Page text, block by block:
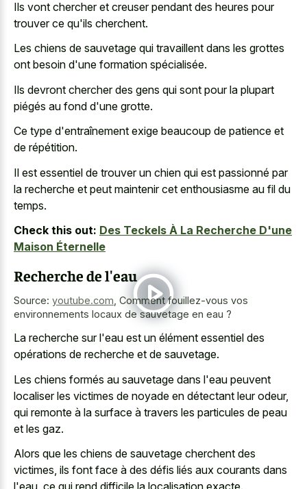
Ils vont chercher et creuser pendant des heures pour
trouver ce qu'ils cherchent.
Les chiens de sauvetage qui travaillent dans les grottes
ont besoin d'une formation spécialisée.
Ils devront chercher des gens qui sont pour la plupart
piégés au fond d'une grotte.
Ce type d'entraînement exige beaucoup de patience et
de répétition.
Il est essentiel de trouver un chien qui est passionné par
la recherche et peut maintenir cet enthousiasme au fil du
temps.
Check this out: Des Teckels À La Recherche D'une
Maison Éternelle
Recherche de l'eau
Source: youtube.com Comment fouillez-vous vos
environnements locaux de sauvetage en eau ?
La recherche sur l'eau est un élément essentiel des
opérations de recherche et de sauvetage.
Les chiens formés au sauvetage dans l'eau peuvent
localiser les victimes de noyade en détectant leur odeur,
qui remonte à la surface à travers les particules de peau
et les gaz.
Alors que les chiens de sauvetage cherchent des
victimes, ils font face à des défis liés aux courants dans